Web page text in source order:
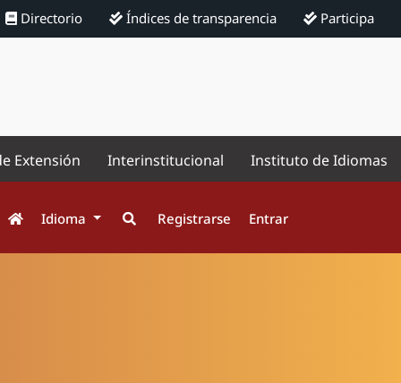
Directorio Índices de transparencia Participa
Extensión Interinstitucional Instituto de Idiomas
Idioma Registrarse Entrar